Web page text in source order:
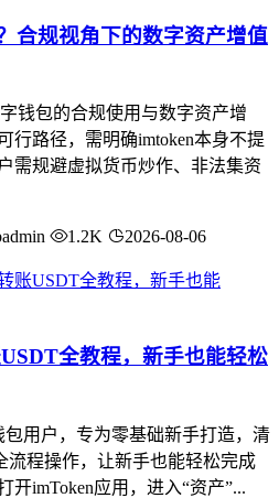
合规视角下的数字资产增值
钱包的合规使用与数字资产增
行路径，需明确imtoken本身不提
需规避虚拟货币炒作、非法集资
1.2K 2026-08-06
全教程，新手也能轻松
包用户，专为零基础新手打造，清
流程操作，让新手也能轻松完成
开imToken应用，进入“资产”...